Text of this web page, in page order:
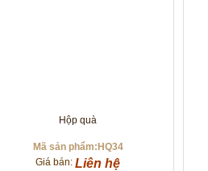
Hộp quà
Mã sản phẩm:HQ34
Giá bán: Liên hệ